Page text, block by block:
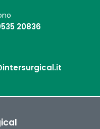
20836